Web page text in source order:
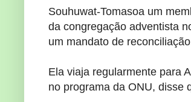
Souhuwat-Tomasoa um
da congregação adventista
um mandato de reconciliação
Ela viaja regularmente para
no programa da ONU, disse